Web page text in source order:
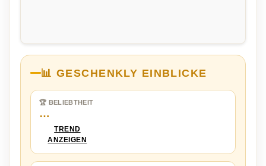
📊 GESCHENKLY EINBLICKE
🏆 BELIEBTHEIT
…
TREND
ANZEIGEN